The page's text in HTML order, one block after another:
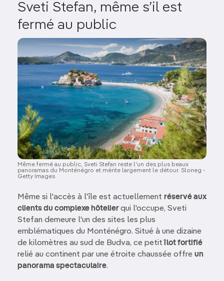
Sveti Stefan, même s’il est
fermé au public
Image
Même fermé au public, Sveti Stefan reste l'un des plus beaux
panoramas du Monténégro et mérite largement le détour. Sloneg -
Getty Images
Même si l'accès à l'île est actuellement réservé aux
clients du complexe hôtelierqui l'occupe, Sveti
Stefan demeure l'un des sites les plus
emblématiques du Monténégro. Situé à une dizaine
de kilomètres au sud de Budva, ce petitîlot fortifié
relié au continent par une étroite chaussée offre un
panorama spectaculaire.